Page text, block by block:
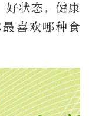
好状态，健康
喜欢哪种食